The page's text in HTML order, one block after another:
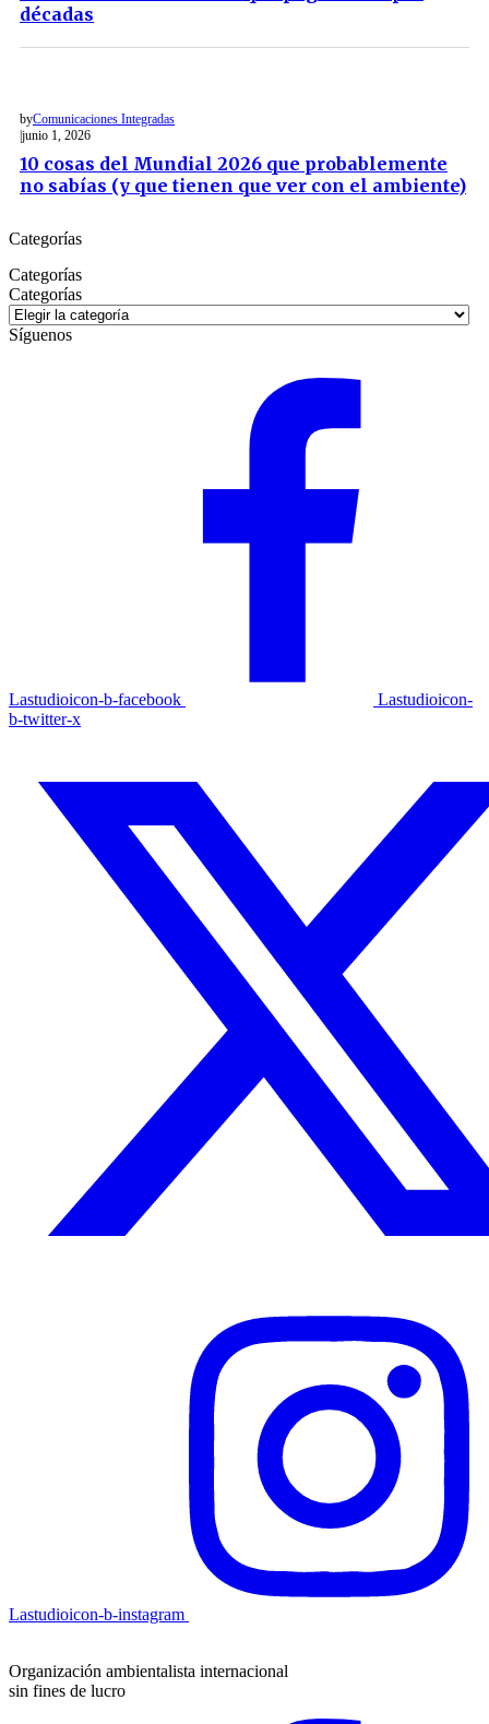
décadas
byComunicaciones Integradas
junio 1, 2026
10 cosas del Mundial 2026 que probablemente
no sabías (y que tienen que ver con el ambiente)
Categorías
Categorías
Categorías
Síguenos
Lastudioicon-b-facebook
Lastudioicon-
b-twitter-x
Lastudioicon-b-instagram
Organización ambientalista internacional
sin fines de lucro